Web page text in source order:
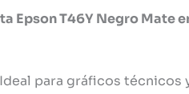
Epson T46Y Negro Mate
Ideal para gráficos técnicos